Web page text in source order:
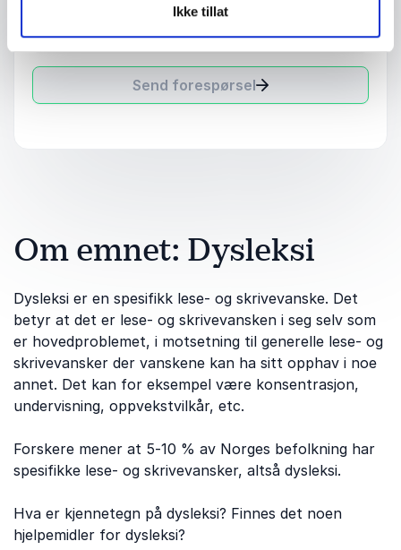
Ikke tillat
Send forespørsel
Om emnet: Dysleksi
Dysleksi er en spesifikk lese- og skrivevanske. Det
betyr at det er lese- og skrivevansken i seg selv som
er hovedproblemet, i motsetning til generelle lese- og
skrivevansker der vanskene kan ha sitt opphav i noe
annet. Det kan for eksempel være konsentrasjon,
undervisning, oppvekstvilkår, etc.
Forskere mener at 5-10 % av Norges befolkning har
spesifikke lese- og skrivevansker, altså dysleksi.
Hva er kjennetegn på dysleksi? Finnes det noen
hjelpemidler for dysleksi?